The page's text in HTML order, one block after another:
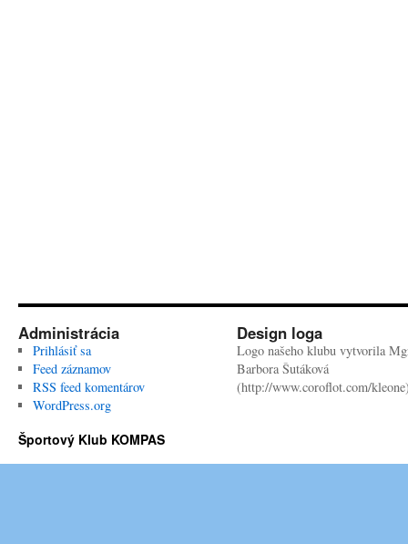
Administrácia
Prihlásiť sa
Feed záznamov
RSS feed komentárov
WordPress.org
Design loga
Logo našeho klubu vytvorila
Barbora Šutáková
(http://www.coroflot.com/
Športový Klub KOMPAS